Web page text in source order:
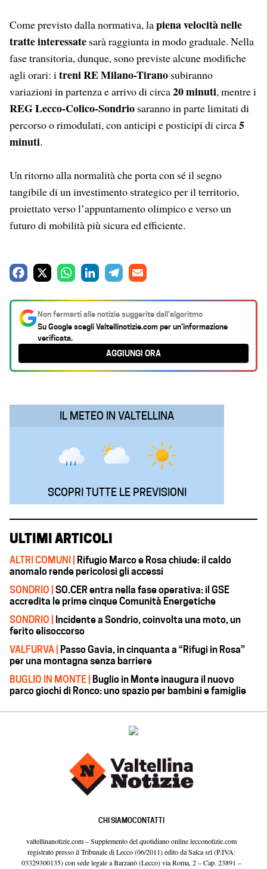
Come previsto dalla normativa, lapiena velocità nelle
tratte interessate sarà raggiunta in modo graduale. Nella
fase transitoria, dunque, sono previste alcune modifiche
agli orari: itreni RE Milano-Tirano subiranno
variazioni in partenza e arrivo di circa20 minuti, mentre i
REG Lecco-Colico-Sondrio saranno in parte limitati di
percorso o rimodulati, con anticipi e posticipi di circa5
minuti.
Un ritorno alla normalità che porta con sé il segno
tangibile di un investimento strategico per il territorio,
proiettato verso l’appuntamento olimpico e verso un
futuro di mobilità più sicura ed efficiente.
c
e
b
o
t
s
A
k
e
d
e
g
r
a
i
l
Non fermarti alle notizie suggerite dall’algoritmo
Su Google scegliValtellinotizie.comper un’informazione
verificata.
AGGIUNGI ORA
IL METEO IN VALTELLINA
SCOPRI TUTTE LE PREVISIONI
ULTIMI ARTICOLI
ALTRI COMUNI |
Rifugio Marco e Rosa chiude: il caldo
anomalo rende pericolosi gli accessi
SONDRIO | SO.CER entra nella fase operativa: il GSE
accredita le prime cinque Comunità Energetiche
SONDRIO |
Incidente a Sondrio, coinvolta una moto, un
ferito elisoccorso
VALFURVA |
Passo Gavia, in cinquanta a “Rifugi in Rosa”
per una montagna senza barriere
BUGLIO IN MONTE |
Buglio in Monte inaugura il nuovo
parco giochi di Ronco: uno spazio per bambini e famiglie
CHI SIAMOCONTATTI
valtellinanotizie.com – Supplemento del quotidiano online lecconotizie.com
registrato presso il Tribunale di Lecco (06/2011) edito da Salca srl (P.IVA:
03329300135) con sede legale a Barzanò (Lecco) via Roma, 2 – Cap. 23891 –